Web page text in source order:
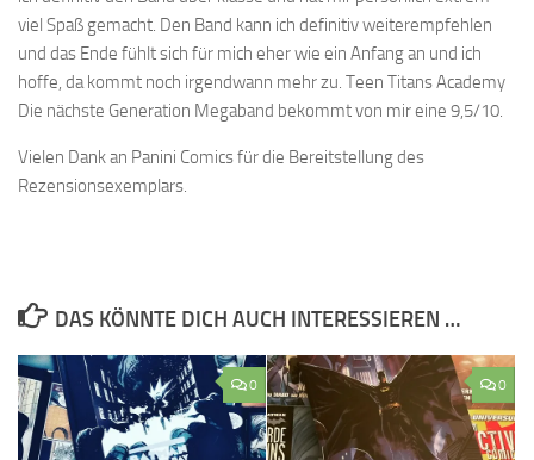
viel Spaß gemacht. Den Band kann ich definitiv weiterempfehlen
und das Ende fühlt sich für mich eher wie ein Anfang an und ich
hoffe, da kommt noch irgendwann mehr zu. Teen Titans Academy
Die nächste Generation Megaband bekommt von mir eine 9,5/10.
Vielen Dank an Panini Comics für die Bereitstellung des
Rezensionsexemplars.
DAS KÖNNTE DICH AUCH INTERESSIEREN …
0 0